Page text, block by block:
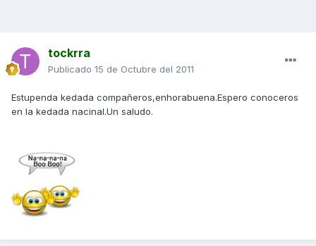
tockrra
Publicado 15 de Octubre del 2011
Estupenda kedada compañeros,enhorabuena.Espero conoceros
en la kedada nacinal.Un saludo.